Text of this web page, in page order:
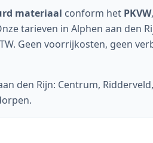
materiaal conform het PKVW
tarieven in Alphen aan den
Geen voorrijkosten, geen
den Rijn: Centrum, Ridderveld,